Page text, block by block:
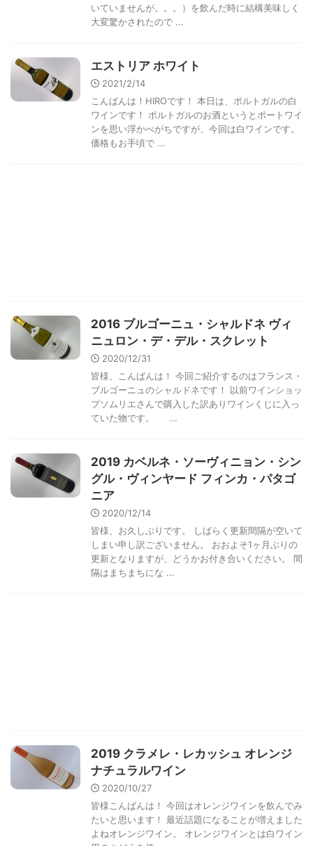
いていませんが。。。）を飲んだ時に結構美味しく
大変驚かされたので ...
エストリア ホワイト
2021/2/14
こんばんは！HIROです！ 本日は、ポルトガルの白
ワインです！ ポルトガルのお酒というとポートワイ
ンを思い浮かべがちですが、今回は白ワインです。
価格もお手頃で ...
2016 ブルゴーニュ・シャルドネ ヴィ
ニュロン・デ・デル・スクレット
2020/12/31
皆様、こんばんは！ 今回ご紹介するのはフランス・
ブルゴーニュのシャルドネです！ 以前ワインショッ
プソムリエさんで購入した訳ありワインくじに入っ
ていた物です。 ...
2019 カベルネ・ソーヴィニョン・シン
グル・ヴィンヤード フィンカ・パタゴ
ニア
2020/12/14
皆様、お久しぶりです。 しばらく更新間隔が空いて
しまい申し訳ございません。 おおよそ1ヶ月ぶりの
更新となりますが、どうかお付き合いください。 間
隔はまちまちにな ...
2019 クラメレ・レカッシュ オレンジ
ナチュラルワイン
2020/10/27
皆様こんばんは！ 今回はオレンジワインを飲んでみ
たいと思います！ 最近話題になることが増えました
よねオレンジワイン。 オレンジワインとは白ワイン